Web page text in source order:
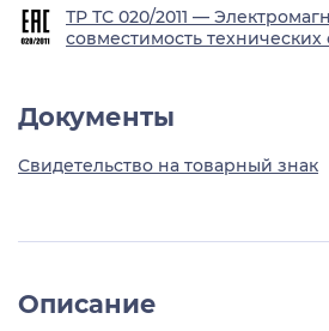
ТР ТС 020/2011 —
совместимость технических
Документы
Свидетельство на товарный знак
Описание